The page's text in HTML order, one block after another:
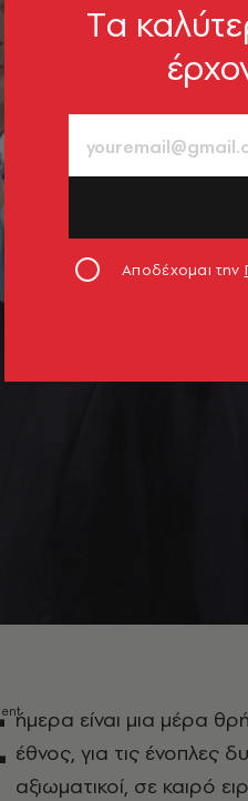
ήμερα είναι μια μέρα
έθνος, για τις ένοπλες
αξιωματικοί, σε καιρό
Tα
Αποδέχομαι την